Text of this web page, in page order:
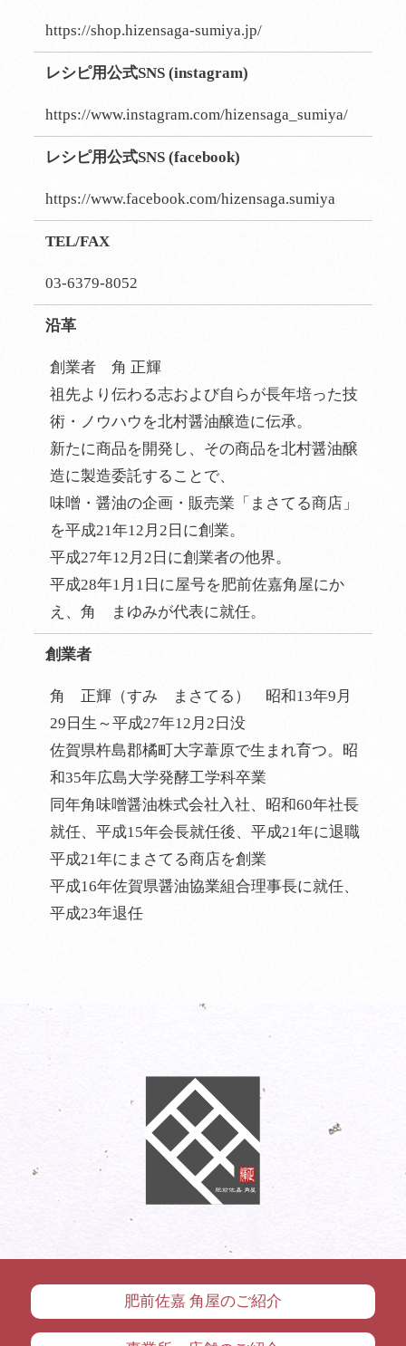
https://shop.hizensaga-sumiya.jp/
レシピ用公式SNS (instagram)
https://www.instagram.com/hizensaga_sumiya/
レシピ用公式SNS (facebook)
https://www.facebook.com/hizensaga.sumiya
TEL/FAX
03-6379-8052
沿革
創業者 角 正輝
祖先より伝わる志および自らが長年培った技
術・ノウハウを北村醤油醸造に伝承。
新たに商品を開発し、その商品を北村醤油醸
造に製造委託することで、
味噌・醤油の企画・販売業「まさてる商店」
を平成21年12月2日に創業。
平成27年12月2日に創業者の他界。
平成28年1月1日に屋号を肥前佐嘉角屋にか
え、角 まゆみが代表に就任。
創業者
角 正輝（すみ まさてる） 昭和13年9月
29日生～平成27年12月2日没
佐賀県杵島郡橘町大字葦原で生まれ育つ。昭
和35年広島大学発酵工学科卒業
同年角味噌醤油株式会社入社、昭和60年社長
就任、平成15年会長就任後、平成21年に退職
平成21年にまさてる商店を創業
平成16年佐賀県醤油協業組合理事長に就任、
平成23年退任
肥前佐嘉 角屋のご紹介